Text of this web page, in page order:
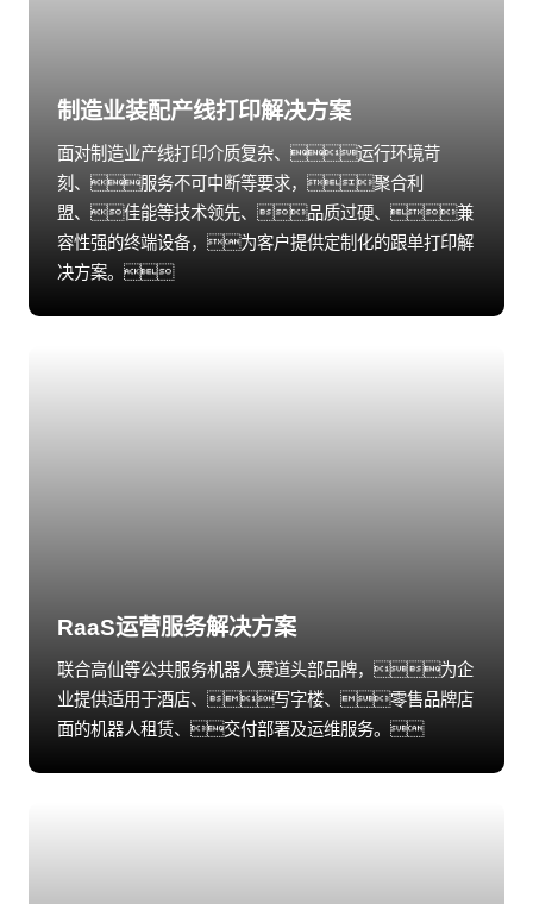
制造业装配产线打印解决方案
面对制造业产线打印介质复杂、运行环境苛
刻、服务不可中断等要求，聚合利
盟、佳能等技术领先、品质过硬、兼
容性强的终端设备，为客户提供定制化的跟单打印解
决方案。
RaaS运营服务解决方案
联合高仙等公共服务机器人赛道头部品牌，为企
业提供适用于酒店、写字楼、零售品牌店
面的机器人租赁、交付部署及运维服务。